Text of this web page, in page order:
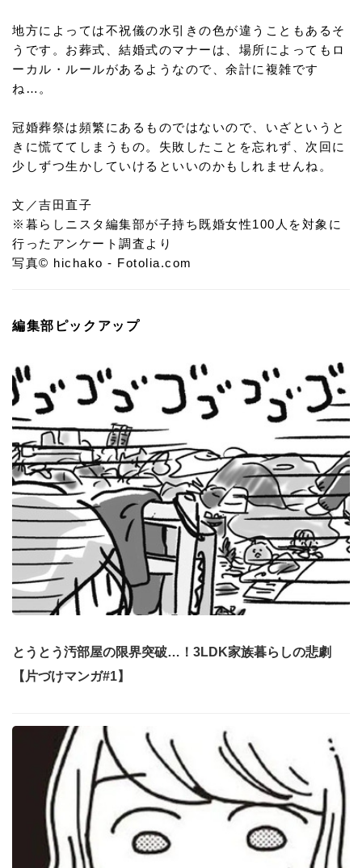
地方によっては不祝儀の水引きの色が違うこともあるそ
うです。お葬式、結婚式のマナーは、場所によってもロ
ーカル・ルールがあるようなので、余計に複雑です
ね…。
冠婚葬祭は頻繁にあるものではないので、いざというと
きに慌ててしまうもの。失敗したことを忘れず、次回に
少しずつ生かしていけるといいのかもしれませんね。
文／吉田直子
※暮らしニスタ編集部が子持ち既婚女性100人を対象に
行ったアンケート調査より
写真© hichako - Fotolia.com
編集部ピックアップ
とうとう汚部屋の限界突破…！3LDK家族暮らしの悲劇
【片づけマンガ#1】